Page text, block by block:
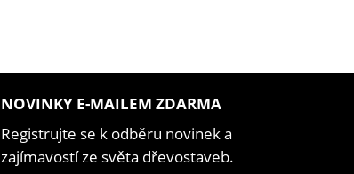
NOVINKY E-MAILEM ZDARMA
Registrujte se k odběru novinek a
zajímavostí ze světa dřevostaveb.